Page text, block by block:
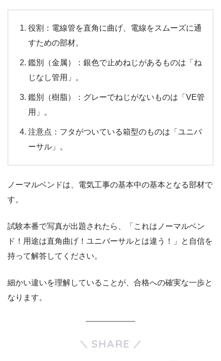
役割：電線管を直角に曲げ、電線をスムーズに通
すための部材。
鑑別（金属）：銀色で止めねじがあるものは「ね
じなし管用」。
鑑別（樹脂）：グレーでねじがないものは「VE管
用」。
注意点：フタがついている箱型のものは「ユニバ
ーサル」。
ノーマルベンドは、電気工事の基本中の基本となる部材で
す。
試験本番で写真が出題されたら、「これはノーマルベン
ド！用途は直角曲げ！ユニバーサルとは違う！」と自信を
持って解答してください。
細かい違いを理解していることが、合格への確実な一歩と
なります。
SHARE